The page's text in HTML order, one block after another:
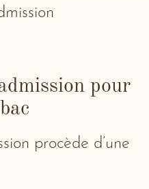
pour
procède d’une